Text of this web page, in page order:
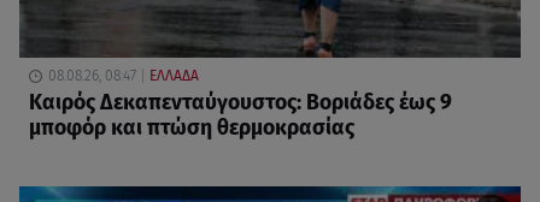
08.08.26, 08:47 ΕΛΛΑΔΑ
Καιρός Δεκαπενταύγουστος: Βοριάδες έως 9
μποφόρ και πτώση θερμοκρασίας